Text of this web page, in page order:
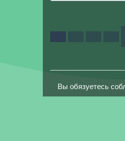
Вы обязуетесь